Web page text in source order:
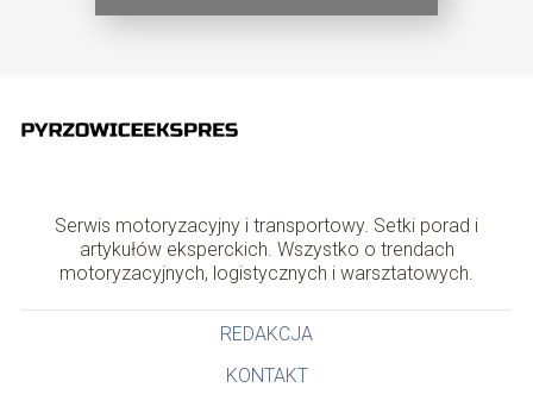
Serwis motoryzacyjny i transportowy. Setki porad i
artykułów eksperckich. Wszystko o trendach
motoryzacyjnych, logistycznych i warsztatowych.
REDAKCJA
KONTAKT